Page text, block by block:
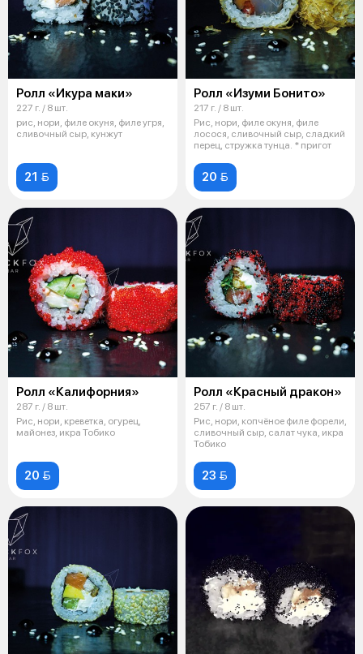
Ролл «Икура маки»
227 г. / 8 шт.
рис, нори, филе окуня, филе угря,
сливочный сыр, кунжут
21 
Ролл «Изуми Бонито»
217 г. / 8 шт.
Рис, нори, филе окуня, филе
лосося, сливочный сыр, сладкий
перец, стружка тунца. * пригот
20 
Ролл «Калифорния»
287 г. / 8 шт.
Рис, нори, креветка, огурец,
майонез, икра Тобико
20 
Ролл «Красный дракон»
257 г. / 8 шт.
Рис, нори, копчёное филе форели,
сливочный сыр, салат чука, икра
Тобико
23 